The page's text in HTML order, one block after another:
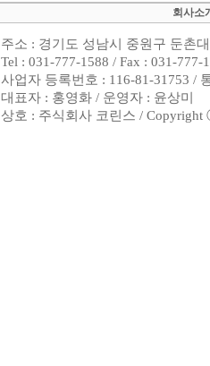
회사소
주소 : 경기도 성남시 중원구 둔촌
Tel : 031-777-1588 / Fax : 031-
사업자 등록번호 : 116-81-31753 /
대표자 : 홍영화 / 운영자 : 윤상미
상호 : 주식회사 코린스 / Copyright